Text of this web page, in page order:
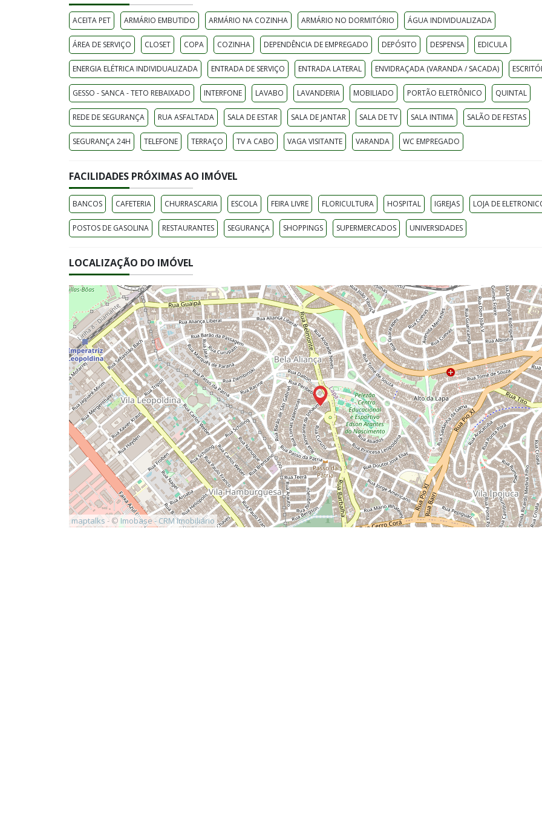
ACEITA PET ARMÁRIO EMBUTIDO ARMÁRIO NA COZINHA ARMÁRIO NO DORMITÓRIO ÁGUA INDIVIDUALIZADA
ÁREA DE SERVIÇO CLOSET COPA COZINHA DEPENDÊNCIA DE EMPREGADO DEPÓSITO DESPENSA EDICULA
ENERGIA ELÉTRICA INDIVIDUALIZADA ENTRADA DE SERVIÇO ENTRADA LATERAL ENVIDRAÇADA (VARANDA / SACADA)
GESSO - SANCA - TETO REBAIXADO INTERFONE LAVABO LAVANDERIA MOBILIADO PORTÃO ELETRÔNICO QUINTAL
REDE DE SEGURANÇA RUA ASFALTADA SALA DE ESTAR SALA DE JANTAR SALA DE TV SALA INTIMA SALÃO DE FESTAS
SEGURANÇA 24H TELEFONE TERRAÇO TV A CABO VAGA VISITANTE VARANDA WC EMPREGADO
FACILIDADES PRÓXIMAS AO IMÓVEL
BANCOS CAFETERIA CHURRASCARIA ESCOLA FEIRA LIVRE FLORICULTURA HOSPITAL IGREJAS LOJA DE
POSTOS DE GASOLINA RESTAURANTES SEGURANÇA SHOPPINGS SUPERMERCADOS UNIVERSIDADES
LOCALIZAÇÃO DO IMÓVEL
maptalks - © Imobase - CRM Imobiliário